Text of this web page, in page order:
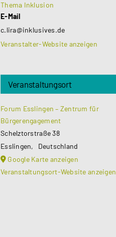
Thema Inklusion
E-Mail
c.lira@inklusives.de
Veranstalter-Website anzeigen
Veranstaltungsort
Forum Esslingen – Zentrum für
Bürgerengagement
Schelztorstraße 38
Esslingen,
Deutschland
Google Karte anzeigen
Veranstaltungsort-Website anzeigen